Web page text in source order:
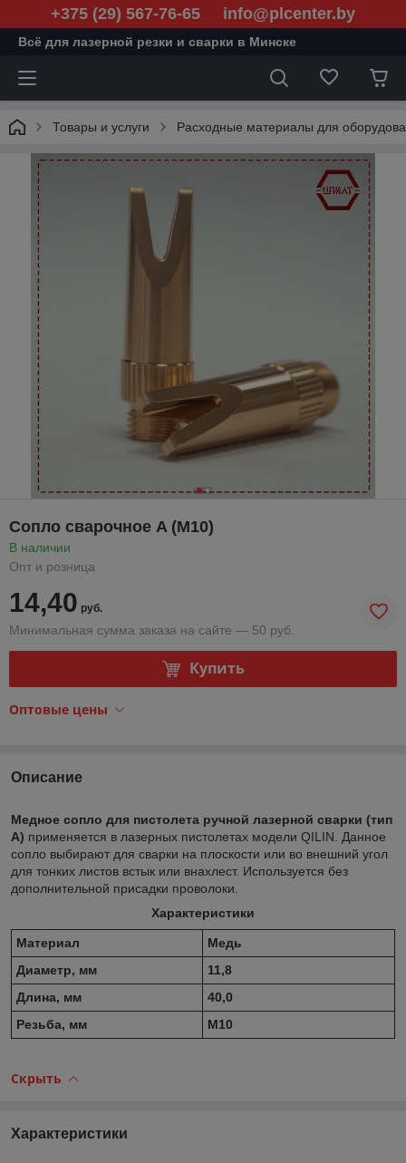
+375 (29) 567-76-65 info@plcenter.by
Всё для лазерной резки и сварки в Минске
Товары и услуги Расходные материалы для
Сопло сварочное A (M10)
В наличии
Опт и розница
14,40 руб.
Минимальная сумма заказа на сайте — 50 руб.
Купить
Оптовые цены
Описание
Медное сопло для пистолета ручной лазерной сварки (тип
A) применяется в лазерных пистолетах модели QILIN. Данное
сопло выбирают для сварки на плоскости или во внешний угол
для тонких листов встык или внахлест. Используется без
дополнительной присадки проволоки.
Характеристики
Материал
Медь
Диаметр, мм
11,8
Длина, мм
40,0
Резьба, мм
М10
Скрыть
Характеристики